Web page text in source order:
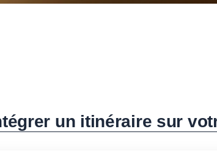
un itinéraire sur